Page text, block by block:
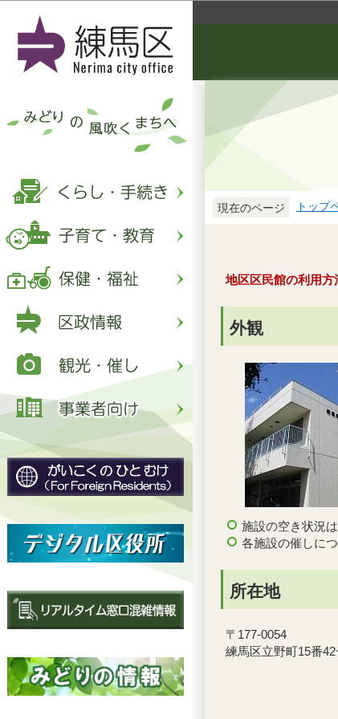
現在のページ トップ
地区区民館の利用方
外観
施設の空き状況
各施設の催しにつ
所在地
〒177-0054
練馬区立野町15番42